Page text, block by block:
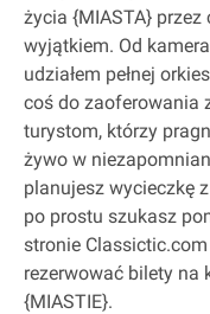
życia {MIASTA} przez
wyjątkiem. Od
udziałem pełnej
coś do zaoferowania
turystom, którzy
żywo w
planujesz wycieczkę
po prostu szukasz
stronie
rezerwować bilety na
{MIASTIE}.